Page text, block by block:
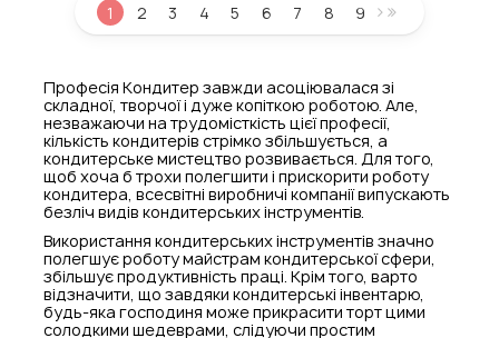
1 2 3 4 5 6 7 8 9
Професія Кондитер завжди асоціювалася зі
складної, творчої і дуже копіткою роботою. Але,
незважаючи на трудомісткість цієї професії,
кількість кондитерів стрімко збільшується, а
кондитерське мистецтво розвивається. Для того,
щоб хоча б трохи полегшити і прискорити роботу
кондитера, всесвітні виробничі компанії випускають
безліч видів кондитерських інструментів.
Використання кондитерських інструментів значно
полегшує роботу майстрам кондитерської сфери,
збільшує продуктивність праці. Крім того, варто
відзначити, що завдяки кондитерські інвентарю,
будь-яка господиня може прикрасити торт цими
солодкими шедеврами, слідуючи простим